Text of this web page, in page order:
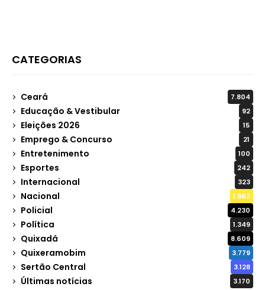
CATEGORIAS
Ceará 7.804
Educação & Vestibular 92
Eleições 2026 15
Emprego & Concurso 21
Entretenimento 100
Esportes 242
Internacional 323
Nacional 1.962
Policial 4.230
Política 1.349
Quixadá 8.609
Quixeramobim 3.779
Sertão Central 3.128
Últimas notícias 3.170